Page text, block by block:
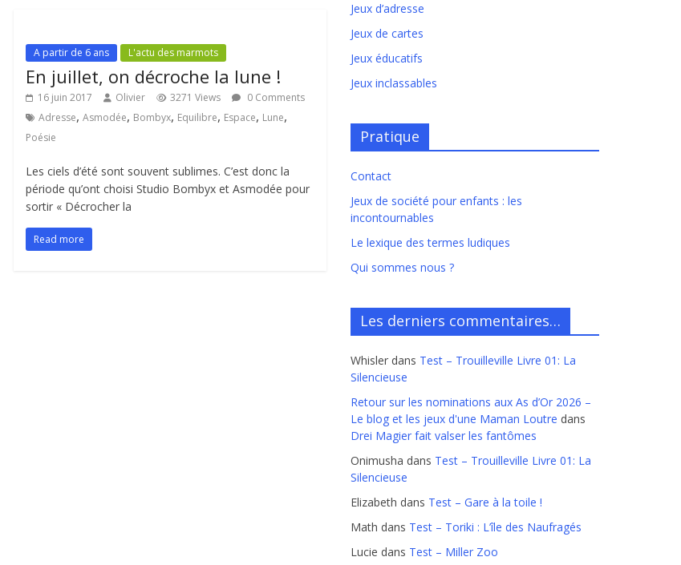
A partir de 6 ans L'actu des marmots
En juillet, on décroche la lune !
16 juin 2017 Olivier 3271 Views
0 Comments
Adresse,Asmodée, Bombyx, Equilibre, Espace, Lune,
Poésie
Les ciels d’été sont souvent sublimes. C’est donc la
période qu’ont choisi Studio Bombyx et Asmodée pour
sortir « Décrocher la
Read more
Jeux d’adresse
Jeux de cartes
Jeux éducatifs
Jeux inclassables
Pratique
Contact
Jeux de société pour enfants : les
incontournables
Le lexique des termes ludiques
Qui sommes nous ?
Les derniers commentaires…
Whisler dans Test – Trouilleville Livre 01: La
Silencieuse
Retour sur les nominations aux As d’Or 2026 –
Le blog et les jeux d'une Maman Loutre dans
Drei Magier fait valser les fantômes
Onimusha dans Test – Trouilleville Livre 01: La
Silencieuse
Elizabeth dans Test – Gare à la toile !
Math dans Test – Toriki : L’île des Naufragés
Lucie dans Test – Miller Zoo